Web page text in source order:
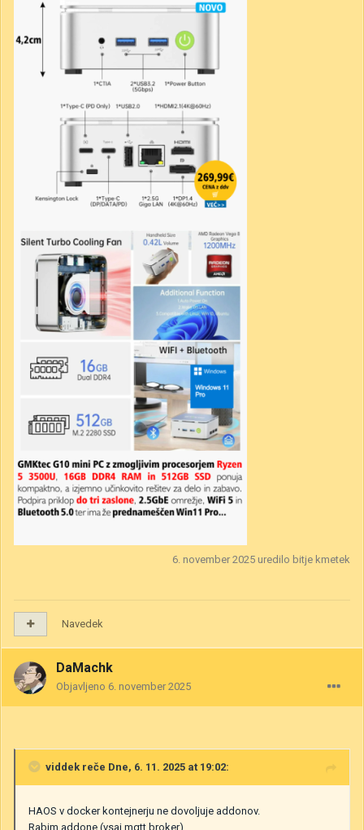
6. november 2025 uredilo bitje kmetek
Navedek
DaMachk
Objavljeno 6. november 2025
viddek reče Dne, 6. 11. 2025 at 19:02:
HAOS v docker kontejnerju ne dovoljuje addonov.
Rabim addone (vsaj mqtt broker)